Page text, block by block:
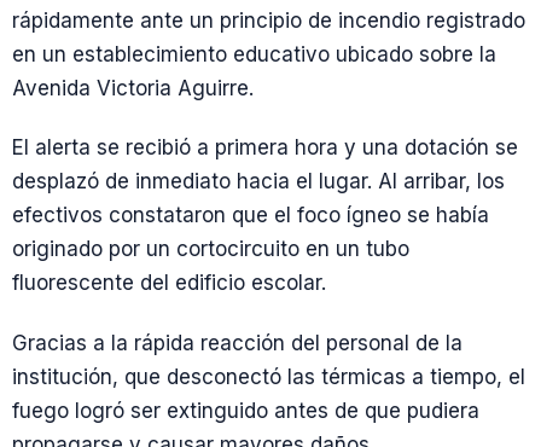
rápidamente ante un principio de incendio registrado
en un establecimiento educativo ubicado sobre la
Avenida Victoria Aguirre.
El alerta se recibió a primera hora y una dotación se
desplazó de inmediato hacia el lugar. Al arribar, los
efectivos constataron que el foco ígneo se había
originado por un cortocircuito en un tubo
fluorescente del edificio escolar.
Gracias a la rápida reacción del personal de la
institución, que desconectó las térmicas a tiempo, el
fuego logró ser extinguido antes de que pudiera